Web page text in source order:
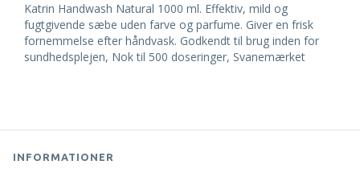
Katrin Handwash Natural 1000 ml. Effektiv, mild og
fugtgivende sæbe uden farve og parfume. Giver en frisk
fornemmelse efter håndvask. Godkendt til brug inden for
sundhedsplejen, Nok til 500 doseringer, Svanemærket
INFORMATIONER